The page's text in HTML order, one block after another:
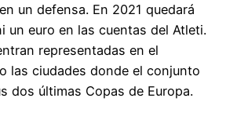
un defensa. En 2021 quedará
un euro en las cuentas del Atleti.
representadas en el
las ciudades donde el conjunto
dos últimas Copas de Europa.